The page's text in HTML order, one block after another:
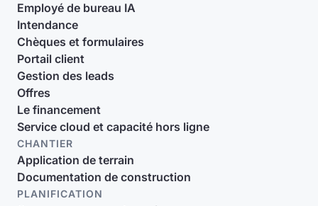
Employé de bureau IA
Intendance
Chèques et formulaires
Portail client
Gestion des leads
Offres
Le financement
Service cloud et capacité hors ligne
CHANTIER
Application de terrain
Documentation de construction
PLANIFICATION